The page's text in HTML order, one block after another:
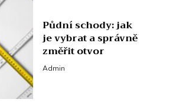
Půdní schody: jak
je vybrat a správně
změřit otvor
Admin